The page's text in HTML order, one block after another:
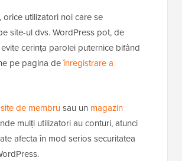
orice utilizatori noi care se
site-ul dvs. WordPress pot, de
cerința parolei puternice bifând
pe pagina deînregistrare a
site de membrusau un magazin
mulți utilizatori au conturi, atunci
afecta în mod serios securitatea